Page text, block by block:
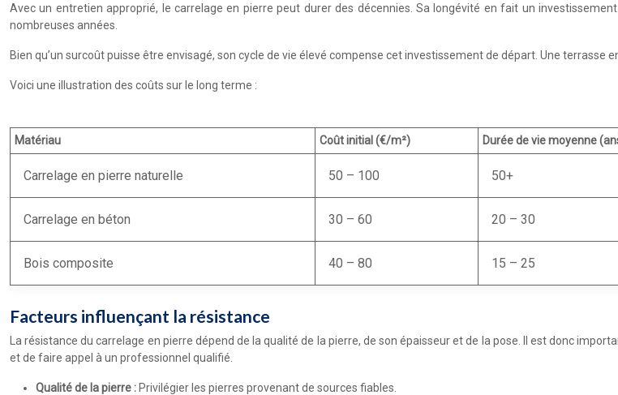
Avec un entretien approprié, le carrelage en pierre peut durer des décennies. Sa longévité en fait un
nombreuses années.
Bien qu’un surcoût puisse être envisagé, son cycle de vie élevé compense cet investissement de départ. Une terrasse
Voici une illustration des coûts sur le long terme :
Matériau Coût initial (€/m²) Durée de vie moyenne
Carrelage en pierre naturelle 50 – 100 50+
Carrelage en béton 30 – 60 20 – 30
Bois composite 40 – 80 15 – 25
Facteurs influençant la résistance
La résistance du carrelage en pierre dépend de la qualité de la pierre, de son épaisseur et de la pose. Il est donc
et de faire appel à un professionnel qualifié.
Qualité de la pierre : Privilégier les pierres provenant de sources fiables.